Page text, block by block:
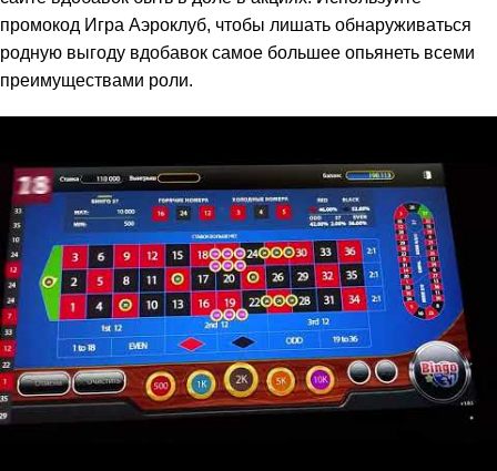
промокод Игра Аэроклуб, чтобы лишать обнаруживаться
родную выгоду вдобавок самое большее опьянеть всеми
преимуществами роли.